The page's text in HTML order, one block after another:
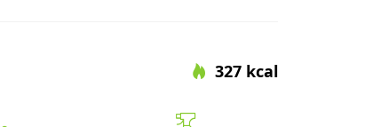
327 kcal